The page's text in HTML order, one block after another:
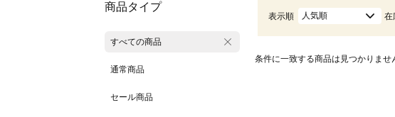
商品タイプ
すべての商品
通常商品
セール商品
表示順 人気順 在
条件に一致する商品は見つかりませ